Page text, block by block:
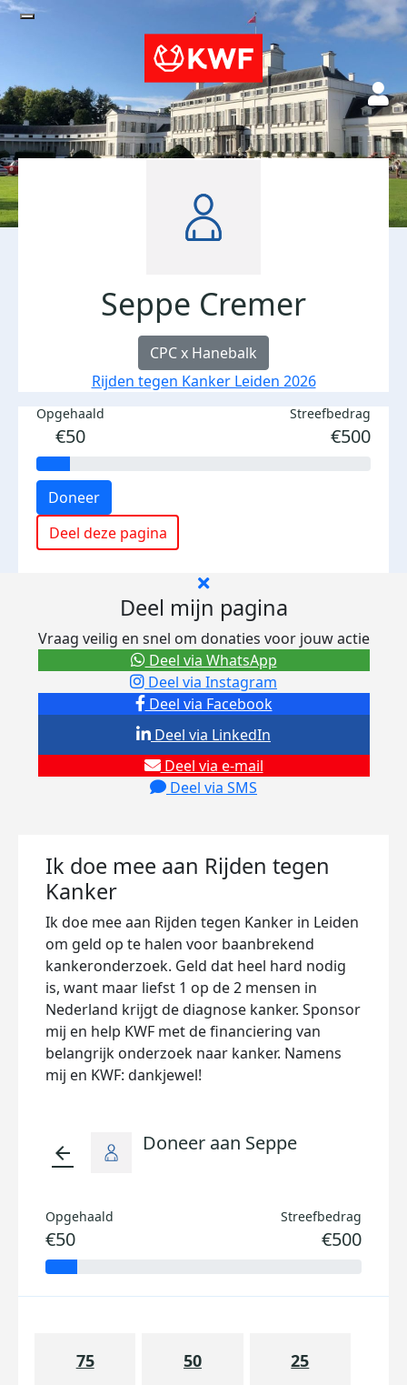
Seppe Cremer
CPC x Hanebalk
Rijden tegen Kanker Leiden 2026
Opgehaald
€50
Streefbedrag
€500
Doneer
Deel deze pagina
Deel mijn pagina
Vraag veilig en snel om donaties voor jouw actie
Deel via Facebook
Deel via Instagram
Deel via e-mail
Deel via SMS
Deel via LinkedIn
Deel via WhatsApp
Ik doe mee aan Rijden tegen
Kanker
Ik doe mee aan Rijden tegen Kanker in Leiden
om geld op te halen voor baanbrekend
kankeronderzoek. Geld dat heel hard nodig
is, want maar liefst 1 op de 2 mensen in
Nederland krijgt de diagnose kanker. Sponsor
mij en help KWF met de financiering van
belangrijk onderzoek naar kanker. Namens
mij en KWF: dankjewel!
arrow_back Doneer aan Seppe
Opgehaald
€50
Streefbedrag
€500
75 50 25